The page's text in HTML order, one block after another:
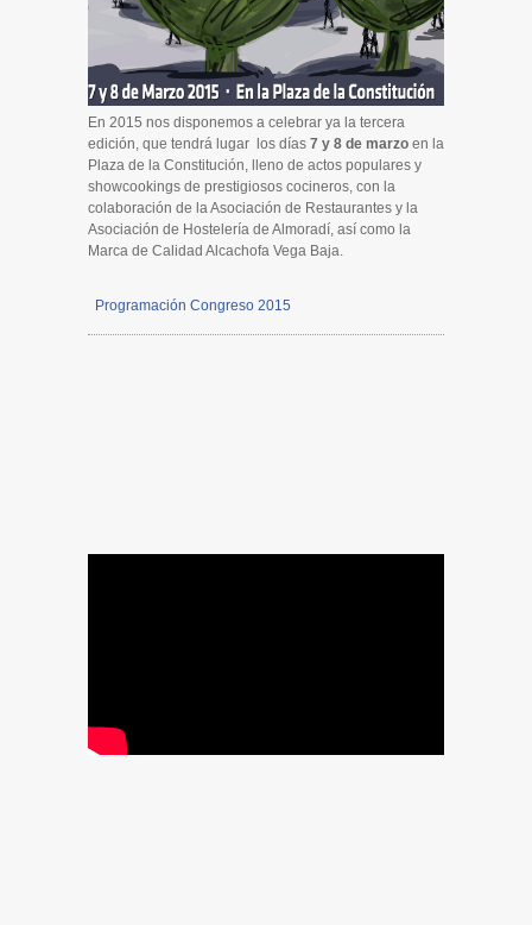
En 2015 nos disponemos a celebrar ya la tercera
edición, que tendrá lugar los días 7 y 8 de marzo en la
Plaza de la Constitución, lleno de actos populares y
showcookings de prestigiosos cocineros, con la
colaboración de la Asociación de Restaurantes y la
Asociación de Hostelería de Almoradí, así como la
Marca de Calidad Alcachofa Vega Baja.
Programación Congreso 2015